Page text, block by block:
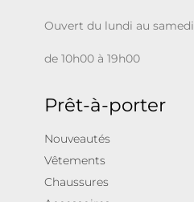
Ouvert du lundi au samedi
de 10h00 à 19h00
Prêt-à-porter
Nouveautés
Vêtements
Chaussures